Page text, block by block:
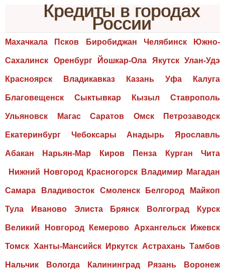
Кредиты в городах
России
Махачкала Псков Биробиджан Челябинск Южно-
Сахалинск Оренбург Йошкар-Ола Якутск Улан-Удэ
Красноярск Владикавказ Казань Уфа Калуга
Благовещенск Сыктывкар Кызыл Ставрополь
Ульяновск Магас Саратов Омск Петрозаводск
Екатеринбург Чебоксары Анадырь Ярославль
Абакан Нарьян-Мар Киров Пенза Курган Чита
Нижний Новгород Красногорск Владимир Магадан
Самара Владивосток Смоленск Белгород Майкоп
Тула Иваново Элиста Брянск Волгоград Курск
Великий Новгород Кемерово Архангельск Ижевск
Томск Ханты-Мансийск Иркутск Астрахань Тамбов
Нальчик Вологда Калининград Рязань Воронеж